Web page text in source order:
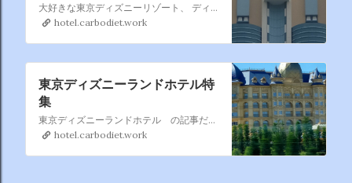
大好きな東京ディズニーリゾート、 ディズニーアンバサダーホテル もたまに 利用するのでこれもまとめページを作りました。 過去利用も含めて徐々に増やしていきます。
hotel.carbodiet.work
東京ディズニーランドホテル特
集
東京ディズニーランドホテル の記事だけ集めました。 東京ディズニーランドホテル は割と利用するので暫時記事を 追加していきますね。
hotel.carbodiet.work